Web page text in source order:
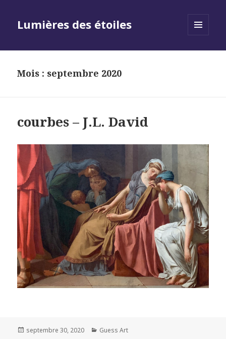
Lumières des étoiles
Mois : septembre 2020
courbes – J.L. David
Posted
septembre 30, 2020 Categories
Guess Art